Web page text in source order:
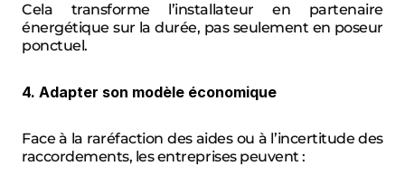
Cela transforme l’installateur en partenaire
énergétique sur la durée, pas seulement en poseur
ponctuel.
4. Adapter son modèle économique
Face à la raréfaction des aides ou à l’incertitude des
raccordements, les entreprises peuvent :